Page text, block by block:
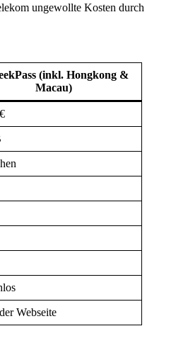
ungewollte Kosten durch
(inkl. Hongkong &
Macau)
Webseite